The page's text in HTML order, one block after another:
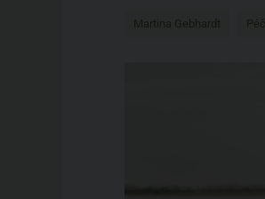
Martina Gebhardt